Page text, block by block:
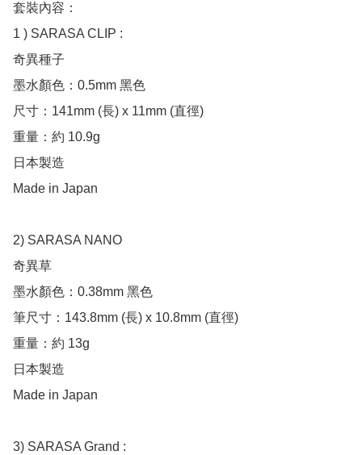
套裝內容：
1 ) SARASA CLIP :
奇異種子
墨水顏色：0.5mm 黑色
尺寸：141mm (長) x 11mm (直徑)
重量：約 10.9g
日本製造
Made in Japan
2) SARASA NANO
奇異草
墨水顏色：0.38mm 黑色
筆尺寸：143.8mm (長) x 10.8mm (直徑)
重量：約 13g
日本製造
Made in Japan
3) SARASA Grand :